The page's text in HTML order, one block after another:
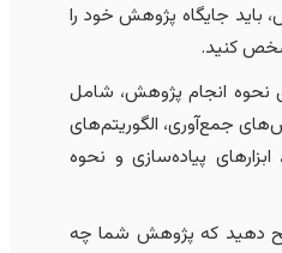
جایگاه پژوهش خود را
انجام پژوهش، شامل
جمع‌آوری، الگوریتم‌های
پیاده‌سازی و نحوه
که پژوهش شما چه